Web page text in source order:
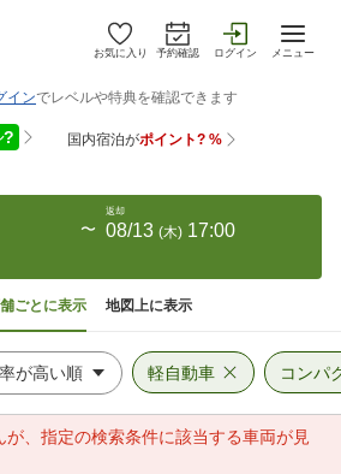
お気に入り 予約確認 ログイン メニュー
〜
返却
08/13 (木) 17:00
ごとに表示 地図上に表示
軽自動車 コンパ
、指定の検索条件に該当する車両が見